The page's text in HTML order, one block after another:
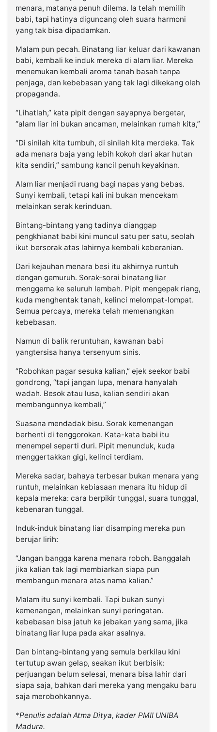
menara, matanya penuh dilema. Ia telah memilih
babi, tapi hatinya diguncang oleh suara harmoni
yang tak bisa dipadamkan.
Malam pun pecah. Binatang liar keluar dari kawanan
babi, kembali ke induk mereka di alam liar. Mereka
menemukan kembali aroma tanah basah tanpa
penjaga, dan kebebasan yang tak lagi dikekang oleh
propaganda.
“Lihatlah,” kata pipit dengan sayapnya bergetar,
“alam liar ini bukan ancaman, melainkan rumah kita,”
“Di sinilah kita tumbuh, di sinilah kita merdeka. Tak
ada menara baja yang lebih kokoh dari akar hutan
kita sendiri,” sambung kancil penuh keyakinan.
Alam liar menjadi ruang bagi napas yang bebas.
Sunyi kembali, tetapi kali ini bukan mencekam
melainkan serak kerinduan.
Bintang-bintang yang tadinya dianggap
pengkhianat babi kini muncul satu per satu, seolah
ikut bersorak atas lahirnya kembali keberanian.
Dari kejauhan menara besi itu akhirnya runtuh
dengan gemuruh. Sorak-sorai binatang liar
menggema ke seluruh lembah. Pipit mengepak riang,
kuda menghentak tanah, kelinci melompat-lompat.
Semua percaya, mereka telah memenangkan
kebebasan.
Namun di balik reruntuhan, kawanan babi
yangtersisa hanya tersenyum sinis.
“Robohkan pagar sesuka kalian,” ejek seekor babi
gondrong, “tapi jangan lupa, menara hanyalah
wadah. Besok atau lusa, kalian sendiri akan
membangunnya kembali,”
Suasana mendadak bisu. Sorak kemenangan
berhenti di tenggorokan. Kata-kata babi itu
menempel seperti duri. Pipit menunduk, kuda
menggertakkan gigi, kelinci terdiam.
Mereka sadar, bahaya terbesar bukan menara yang
runtuh, melainkan kebiasaan menara itu hidup di
kepala mereka: cara berpikir tunggal, suara tunggal,
kebenaran tunggal.
Induk-induk binatang liar disamping mereka pun
berujar lirih:
“Jangan bangga karena menara roboh. Banggalah
jika kalian tak lagi membiarkan siapa pun
membangun menara atas nama kalian.”
Malam itu sunyi kembali. Tapi bukan sunyi
kemenangan, melainkan sunyi peringatan.
kebebasan bisa jatuh ke jebakan yang sama, jika
binatang liar lupa pada akar asalnya.
Dan bintang-bintang yang semula berkilau kini
tertutup awan gelap, seakan ikut berbisik:
perjuangan belum selesai, menara bisa lahir dari
siapa saja, bahkan dari mereka yang mengaku baru
saja merobohkannya.
*Penulis adalah Atma Ditya, kader PMII UNIBA
Madura.